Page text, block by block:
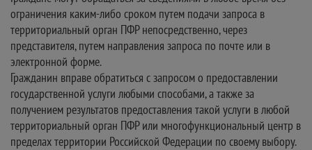
ограничения каким-либо сроком путем подачи запроса в
территориальный орган ПФР непосредственно, через
представителя, путем направления запроса по почте или в
электронной форме.
Гражданин вправе обратиться с запросом о предоставлении
государственной услуги любыми способами, а также за
получением результатов предоставления такой услуги в любой
территориальный орган ПФР или многофункциональный центр в
пределах территории Российской Федерации по своему выбору.